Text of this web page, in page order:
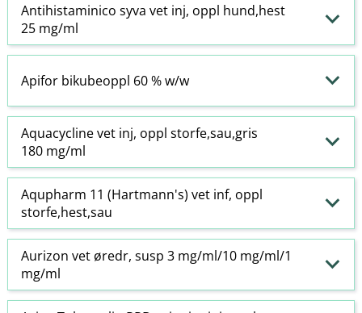
Antihistaminico syva vet inj, oppl hund,hest
25 mg/ml
Apifor bikubeoppl 60 % w​/​w
Aquacycline vet inj, oppl storfe,sau,gris
180 mg/ml
Aqupharm 11 (Hartmann's) vet inf, oppl
storfe,hest,sau
Aurizon vet øredr, susp 3 mg/ml/10 mg/ml/1
mg/ml